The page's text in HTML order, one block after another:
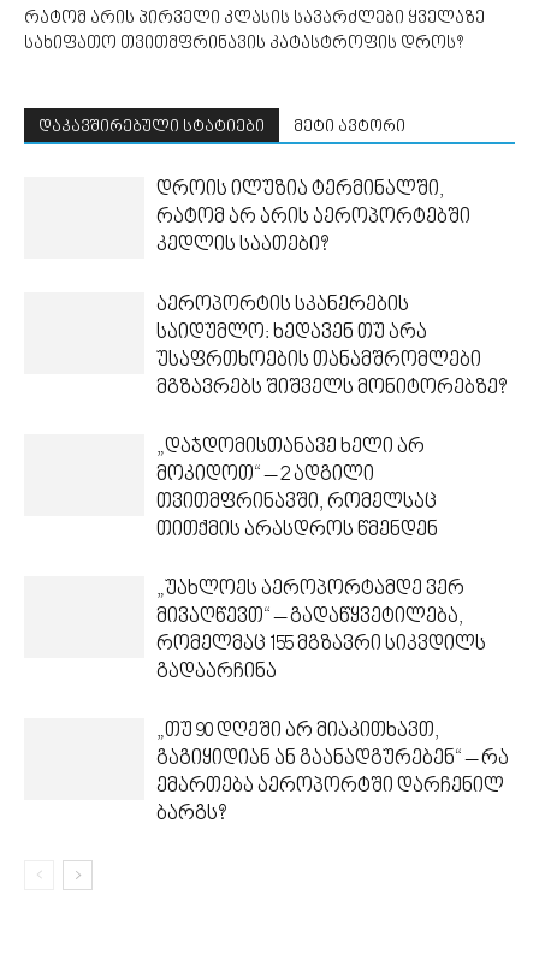
რატომ არის პირველი კლასის სავარძლები ყველაზე
სახიფათო თვითმფრინავის კატასტროფის დროს?
დაკავშირებული სტატიები მეტი ავტორი
დროის ილუზია ტერმინალში,
რატომ არ არის აეროპორტებში
კედლის საათები?
აეროპორტის სკანერების
საიდუმლო: ხედავენ თუ არა
უსაფრთხოების თანამშრომლები
მგზავრებს შიშველს მონიტორებზე?
„დაჯდომისთანავე ხელი არ
მოკიდოთ“ – 2 ადგილი
თვითმფრინავში, რომელსაც
თითქმის არასდროს წმენდენ
„უახლოეს აეროპორტამდე ვერ
მივაღწევთ“ – გადაწყვეტილება,
რომელმაც 155 მგზავრი სიკვდილს
გადაარჩინა
„თუ 90 დღეში არ მიაკითხავთ,
გაგიყიდიან ან გაანადგურებენ“ – რა
ემართება აეროპორტში დარჩენილ
ბარგს?